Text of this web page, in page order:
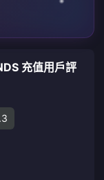
充值用戶評